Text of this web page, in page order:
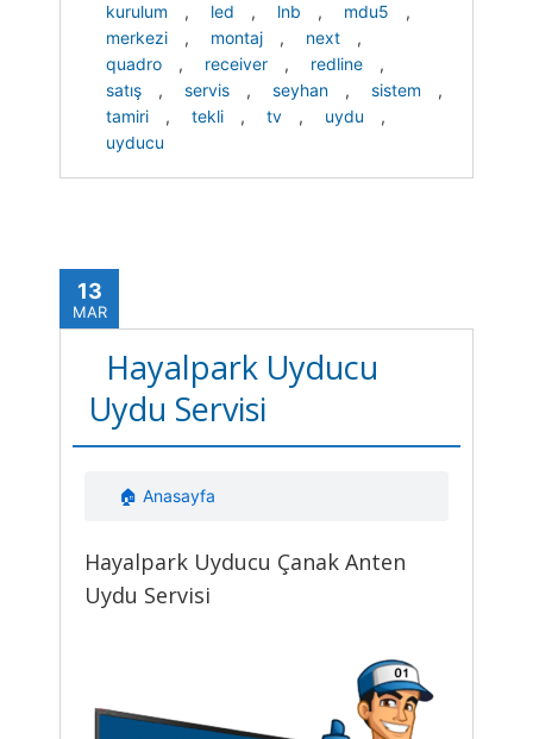
kurulum
, led , lnb , mdu5
,
merkezi
, montaj , next
,
quadro
, receiver , redline
,
satış
, servis , seyhan , sistem
,
tamiri
, tekli , tv , uydu
,
uyducu
13
MAR
Hayalpark Uyducu
Uydu Servisi
🏠 Anasayfa
Hayalpark Uyducu Çanak Anten
Uydu Servisi